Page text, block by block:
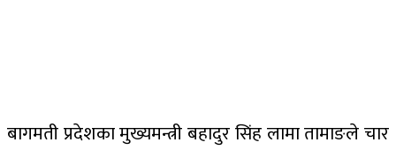
बागमती प्रदेशका मुख्यमन्त्री बहादुर सिंह लामा तामाङले चार